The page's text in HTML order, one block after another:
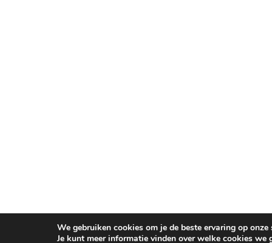
We gebruiken cookies om je de beste ervaring op onze
Je kunt meer informatie vinden over welke cookies